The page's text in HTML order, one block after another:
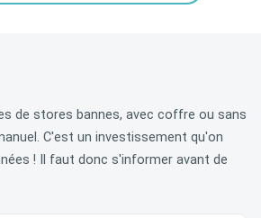
de stores bannes, avec coffre ou sans
C'est un investissement qu'on
! Il faut donc s'informer avant de